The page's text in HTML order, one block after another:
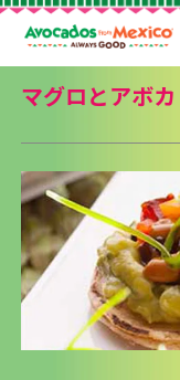
マグロとアボ